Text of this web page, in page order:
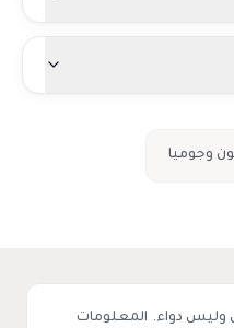
وجوميا
وليس دواء. المعلومات